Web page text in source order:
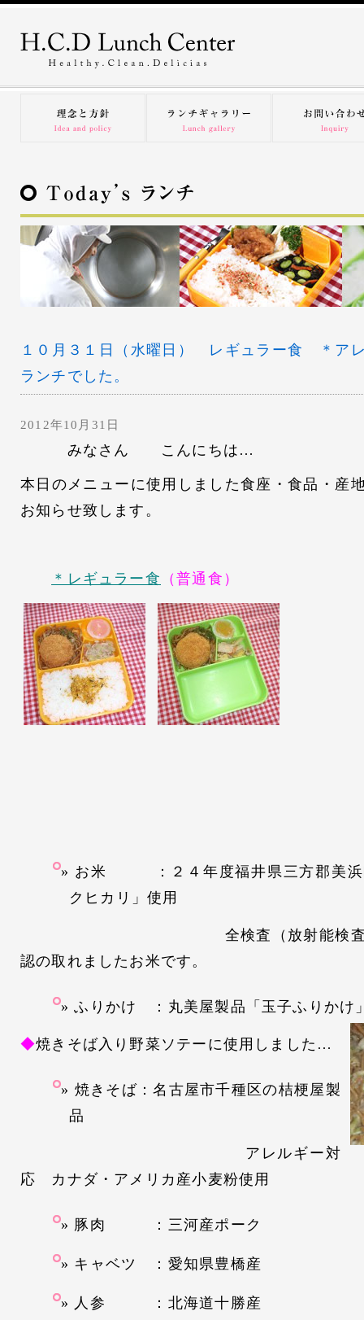
１０月３１日（水曜日） レギュラー食 ＊ア
ランチでした。
2012年10月31日
みなさん こんにちは…
本日のメニューに使用しました食座・食品・産
お知らせ致します。
＊レギュラー食 （普通食）
お米 ：２４年度福井県三方郡美
クヒカリ」使用
全検査（放射能検査含む）
認の取れましたお米です。
ふりかけ ：丸美屋製品「玉子ふりかけ
◆焼きそば入り野菜ソテーに使用しました…
焼きそば：名古屋市千種区の桔梗屋製
品
アレルギー対
応 カナダ・アメリカ産小麦粉使用
豚肉 ：三河産ポーク
キャベツ ：愛知県豊橋産
人参 ：北海道十勝産